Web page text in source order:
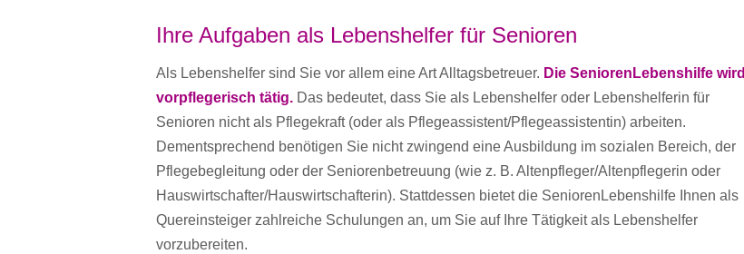
Ihre Aufgaben als Lebenshelfer für Senioren
Als Lebenshelfer sind Sie vor allem eine Art Alltagsbetreuer. Die SeniorenLebenshilfe wird
vorpflegerisch tätig. Das bedeutet, dass Sie als Lebenshelfer oder Lebenshelferin für
Senioren nicht als Pflegekraft (oder als Pflegeassistent/Pflegeassistentin) arbeiten.
Dementsprechend benötigen Sie nicht zwingend eine Ausbildung im sozialen Bereich, der
Pflegebegleitung oder der Seniorenbetreuung (wie z. B. Altenpfleger/Altenpflegerin oder
Hauswirtschafter/Hauswirtschafterin). Stattdessen bietet die SeniorenLebenshilfe Ihnen als
Quereinsteiger zahlreiche Schulungen an, um Sie auf Ihre Tätigkeit als Lebenshelfer
vorzubereiten.